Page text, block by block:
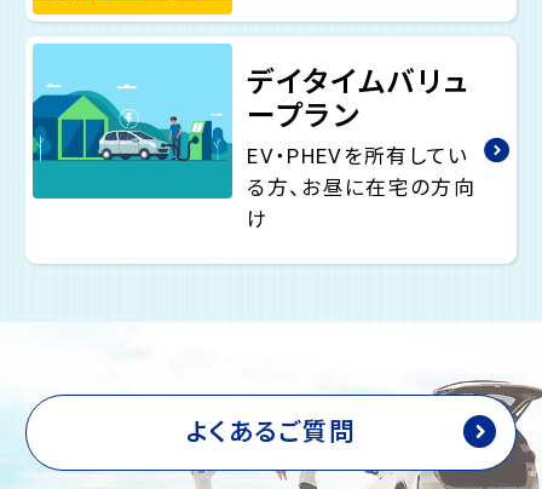
デイタイムバリュ
ープラン
EV・PHEVを所有してい
る方、お昼に在宅の方向
け
よくあるご質問